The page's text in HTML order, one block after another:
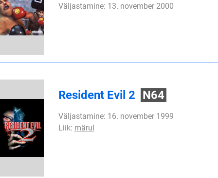
Väljastamine: 13. november 2000
Resident Evil 2 N64
Väljastamine: 16. november 1999
Liik: märul